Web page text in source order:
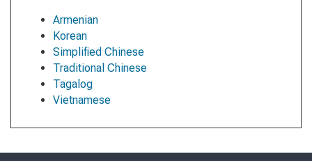
Armenian
Korean
Simplified Chinese
Traditional Chinese
Tagalog
Vietnamese